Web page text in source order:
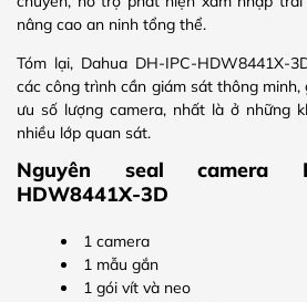
nâng cao an ninh tổng thể.
Tóm lại, Dahua DH-IPC-HDW8441X-
các công trình cần giám sát thông
ưu số lượng camera, nhất là ở những
nhiều lớp quan sát.
Nguyên seal camera
HDW8441X-3D
1 camera
1 mẫu gắn
1 gói vít và neo